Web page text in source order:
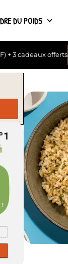
DU POIDS
+ 3 cadeaux offerts